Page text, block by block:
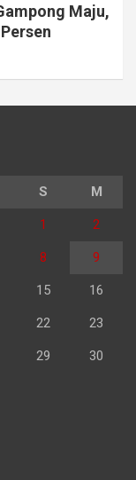
Maju,
S M
1 2
8 9
15 16
22 23
29 30